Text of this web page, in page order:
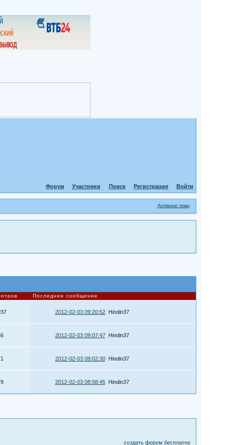
Форум Участники Поиск Регистрация Войти
Активные темы
Последнее сообщение
2012-02-03 09:20:52 Hindin37
2012-02-03 09:07:47 Hindin37
2012-02-03 09:02:30 Hindin37
2012-02-03 08:58:45 Hindin37
создать форум бесплатно